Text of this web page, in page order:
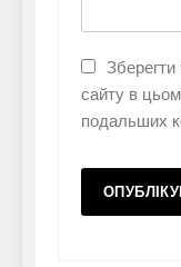
сайту в
подальших